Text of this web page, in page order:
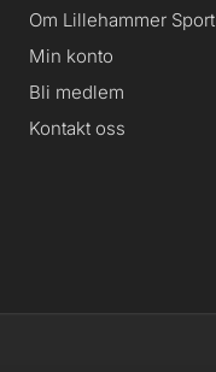
Om Lillehammer Sport
Min konto
Bli medlem
Kontakt oss